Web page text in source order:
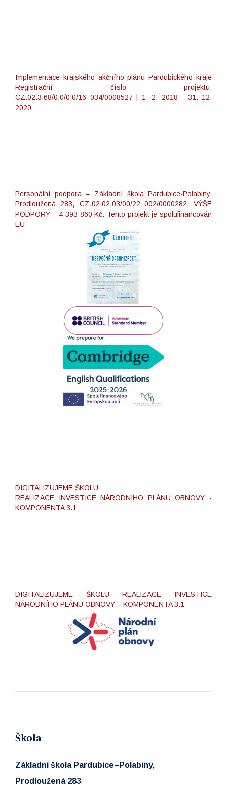
Implementace krajského akčního plánu Pardubického kraje
Registrační číslo projektu:
CZ.02.3.68/0.0/0.0/16_034/0008527 | 1. 2. 2018 - 31. 12.
2020
Personální podpora – Základní škola Pardubice-Polabiny,
Prodloužená 283, CZ.02.02.03/00/22_002/0000282, VÝŠE
PODPORY – 4 393 860 Kč. Tento projekt je spolufinancován
EU.
DIGITALIZUJEME ŠKOLU
REALIZACE INVESTICE NÁRODNÍHO PLÁNU OBNOVY -
KOMPONENTA 3.1
DIGITALIZUJEME ŠKOLU REALIZACE INVESTICE
NÁRODNÍHO PLÁNU OBNOVY – KOMPONENTA 3.1
Škola
Základní škola Pardubice–Polabiny,
Prodloužená 283